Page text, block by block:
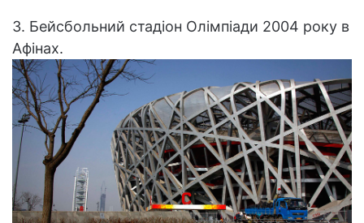
3. Бейсбольний стадіон Олімпіади 2004 року в
Афінах.